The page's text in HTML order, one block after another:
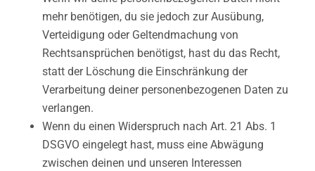
mehr benötigen, du sie jedoch zur Ausübung,
Verteidigung oder Geltendmachung von
Rechtsansprüchen benötigst, hast du das Recht,
statt der Löschung die Einschränkung der
Verarbeitung deiner personenbezogenen Daten zu
verlangen.
Wenn du einen Widerspruch nach Art. 21 Abs. 1
DSGVO eingelegt hast, muss eine Abwägung
zwischen deinen und unseren Interessen